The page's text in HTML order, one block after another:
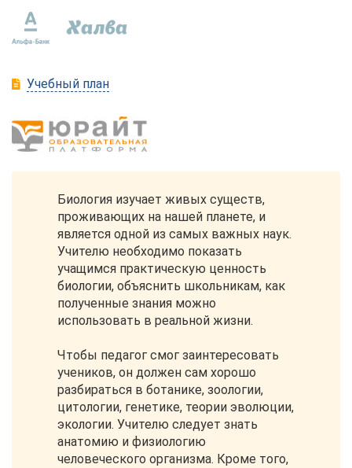
Учебный план
Биология изучает живых существ,
проживающих на нашей планете, и
является одной из самых важных наук.
Учителю необходимо показать
учащимся практическую ценность
биологии, объяснить школьникам, как
полученные знания можно
использовать в реальной жизни.
Чтобы педагог смог заинтересовать
учеников, он должен сам хорошо
разбираться в ботанике, зоологии,
цитологии, генетике, теории эволюции,
экологии. Учителю следует знать
анатомию и физиологию
человеческого организма. Кроме того,